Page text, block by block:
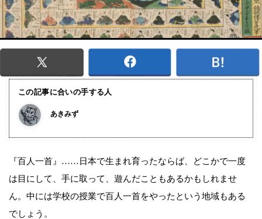
この記事に合いの手する人
あきみず
『百人一首』……日本で生まれ育ったならば、どこかで一度
は目にして、手に取って、遊んだこともあるかもしれませ
ん。中には学校の授業で百人一首をやったという地域もある
でしょう。